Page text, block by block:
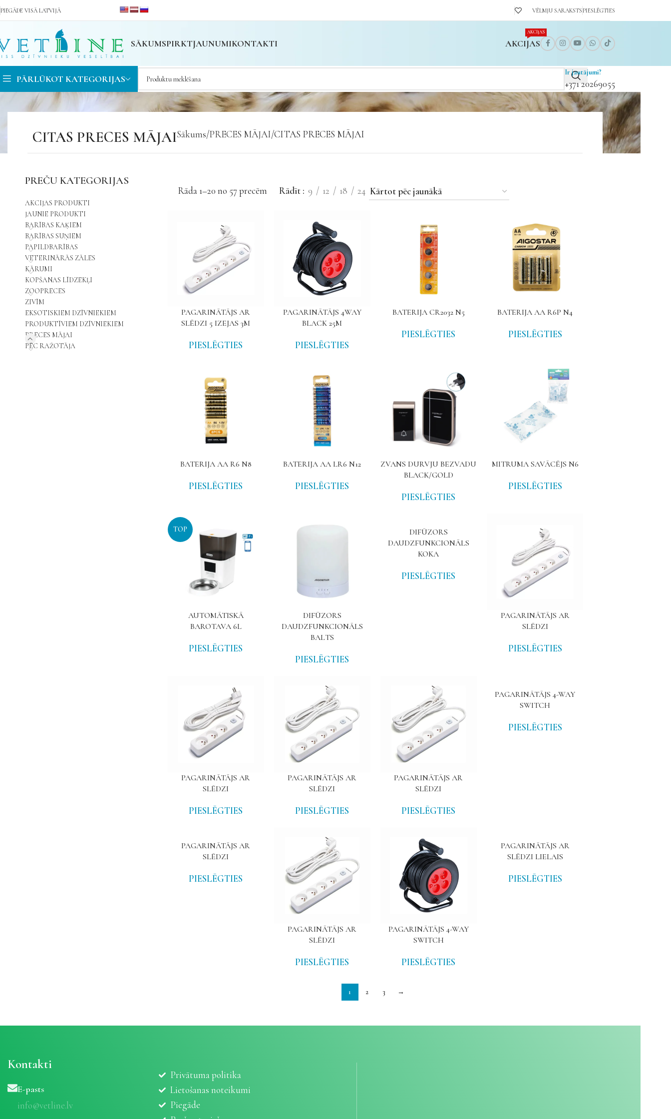
PIEGĀDE VISĀ LATVIJĀ VĒLMJU SARAKSTSPIESLĒGTIES
SĀKUMSPIRKTJAUNUMIKONTAKTI AKCIJAS
AKCIJAS
PĀRLŪKOT KATEGORIJAS
Ir jautājumi?
+371 20269055
CITAS PRECES MĀJAISākums PRECES MĀJAI CITAS PRECES MĀJAI
PREČU KATEGORIJAS
AKCIJAS PRODUKTI
JAUNIE PRODUKTI
BARĪBAS KAĶIEM
BARĪBAS SUŅIEM
PAPILDBARĪBAS
VETERINĀRĀS ZĀLES
KĀRUMI
KOPŠANAS LĪDZEKĻI
ZOOPRECES
ZIVĪM
EKSOTISKIEM DZĪVNIEKIEM
PRODUKTĪVIEM DZĪVNIEKIEM
PRECES MĀJAI
PĒC RAŽOTĀJA
Rāda 1–20 no 57 precēm Rādīt 9 12 18 24
PAGARINĀTĀJS AR
SLĒDZI 5 IZEJAS 3M
PIESLĒGTIES
PAGARINĀTĀJS 4WAY
BLACK 25M
PIESLĒGTIES
BATERIJA CR2032 N5
PIESLĒGTIES
BATERIJA AA R6P N4
PIESLĒGTIES
BATERIJA AA R6 N8
PIESLĒGTIES
BATERIJA AA LR6 N12
PIESLĒGTIES
ZVANS DURVJU BEZVADU
BLACK/GOLD
PIESLĒGTIES
MITRUMA SAVĀCĒJS N6
PIESLĒGTIES
TOP
AUTOMĀTISKĀ
BAROTAVA 6L
PIESLĒGTIES
DIFŪZORS
DAUDZFUNKCIONĀLS
BALTS
PIESLĒGTIES
DIFŪZORS
DAUDZFUNKCIONĀLS
KOKA
PIESLĒGTIES
PAGARINĀTĀJS AR
SLĒDZI
PIESLĒGTIES
PAGARINĀTĀJS AR
SLĒDZI
PIESLĒGTIES
PAGARINĀTĀJS AR
SLĒDZI
PIESLĒGTIES
PAGARINĀTĀJS AR
SLĒDZI
PIESLĒGTIES
PAGARINĀTĀJS 4-WAY
SWITCH
PIESLĒGTIES
PAGARINĀTĀJS AR
SLĒDZI
PIESLĒGTIES
PAGARINĀTĀJS AR
SLĒDZI
PIESLĒGTIES
PAGARINĀTĀJS 4-WAY
SWITCH
PIESLĒGTIES
PAGARINĀTĀJS AR
SLĒDZI LIELAIS
PIESLĒGTIES
1 2 3 →
Kontakti
E-pasts
info@vetline.lv
Privātuma politika
Lietošanas noteikumi
Piegāde